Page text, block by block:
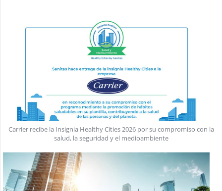
Carrier recibe la Insignia Healthy Cities 2026 por su compromiso con la
salud, la seguridad y el medioambiente